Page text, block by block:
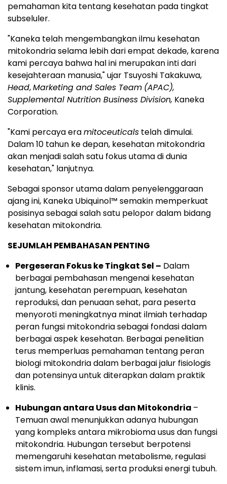
pemahaman kita tentang kesehatan pada tingkat
subseluler.
"Kaneka telah mengembangkan ilmu kesehatan
mitokondria selama lebih dari empat dekade, karena
kami percaya bahwa hal ini merupakan inti dari
kesejahteraan manusia," ujar Tsuyoshi Takakuwa,
Head,Marketing and Sales Team (APAC),
Supplemental Nutrition Business Division, Kaneka
Corporation.
"Kami percaya eramitoceuticals telah dimulai.
Dalam 10 tahun ke depan, kesehatan mitokondria
akan menjadi salah satu fokus utama di dunia
kesehatan," lanjutnya.
Sebagai sponsor utama dalam penyelenggaraan
ajang ini, Kaneka Ubiquinol™ semakin memperkuat
posisinya sebagai salah satu pelopor dalam bidang
kesehatan mitokondria.
SEJUMLAH PEMBAHASAN PENTING
Pergeseran Fokus ke Tingkat Sel – Dalam
berbagai pembahasan mengenai kesehatan
jantung, kesehatan perempuan, kesehatan
reproduksi, dan penuaan sehat, para peserta
menyoroti meningkatnya minat ilmiah terhadap
peran fungsi mitokondria sebagai fondasi dalam
berbagai aspek kesehatan. Berbagai penelitian
terus memperluas pemahaman tentang peran
biologi mitokondria dalam berbagai jalur fisiologis
dan potensinya untuk diterapkan dalam praktik
klinis.
Hubungan antara Usus dan Mitokondria –
Temuan awal menunjukkan adanya hubungan
yang kompleks antara mikrobioma usus dan fungsi
mitokondria. Hubungan tersebut berpotensi
memengaruhi kesehatan metabolisme, regulasi
sistem imun, inflamasi, serta produksi energi tubuh.